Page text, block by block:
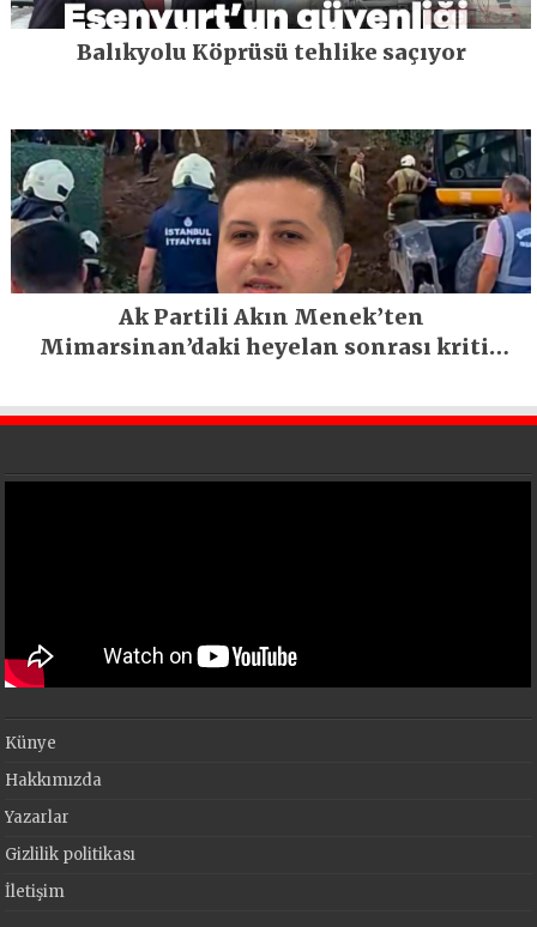
Balıkyolu Köprüsü tehlike saçıyor
Ak Partili Akın Menek’ten
Mimarsinan’daki heyelan sonrası kritik
Künye
Hakkımızda
Yazarlar
Gizlilik politikası
İletişim